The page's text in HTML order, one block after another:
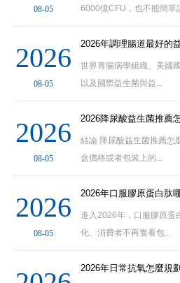
08-05
6000億CFU，也不能簡單
2026
08-05
世界胃腸病學組織、美國
以及國際益生菌與益...
2026
08-05
結論 降尿酸益生菌推薦怎
盒價格或者包裝上的...
2026
08-05
進入2026年，口服膠原蛋
化。消費者不再隻看包...